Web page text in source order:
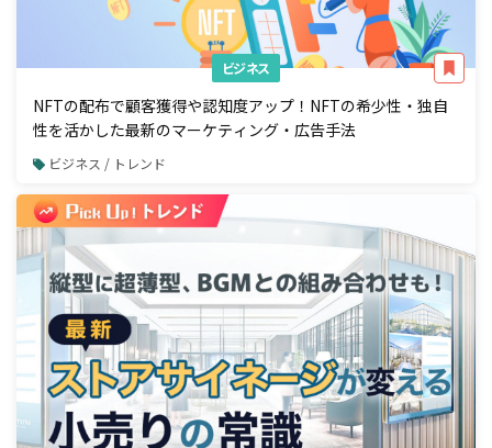
ビジネス
NFTの配布で顧客獲得や認知度アップ！NFTの希少性・独自
性を活かした最新のマーケティング・広告手法
ビジネス / トレンド